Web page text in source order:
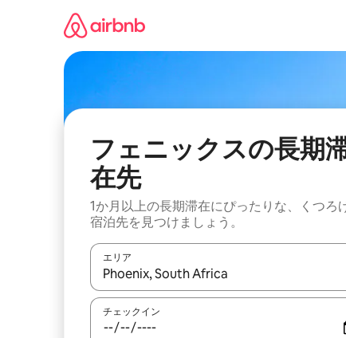
フェニックスの長期
在先
1か月以上の長期滞在にぴったりな、くつろ
宿泊先を見つけましょう。
エリア
検索結果が表示されたら、上下の矢印キーを使
チェックイン